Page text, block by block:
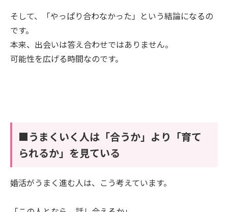
そして、「やっぱり合わなかった」という結論になるの
です。
本来、出会いは答え合わせではありません。
可能性を広げる時間なのです。
■うまくいく人は「合うか」より「育て
られるか」を見ている
婚活がうまく進む人は、こう考えています。